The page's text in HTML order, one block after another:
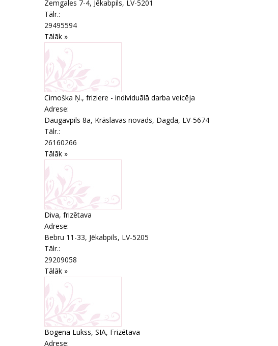
Zemgales 7-4, Jēkabpils, LV-5201
Tālr.:
29495594
Tālāk »
Cimoška Ņ., friziere - individuālā darba veicēja
Adrese:
Daugavpils 8a, Krāslavas novads, Dagda, LV-5674
Tālr.:
26160266
Tālāk »
Diva, frizētava
Adrese:
Bebru 11-33, Jēkabpils, LV-5205
Tālr.:
29209058
Tālāk »
Bogena Lukss, SIA, Frizētava
Adrese: